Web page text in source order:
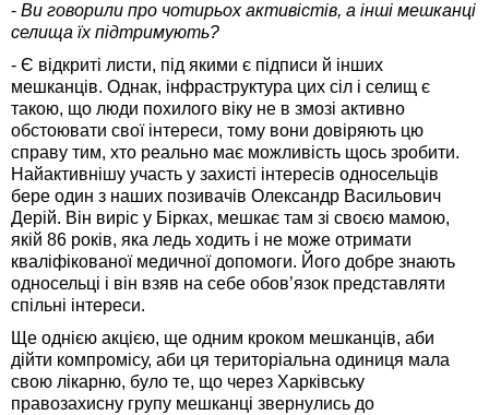
- Ви говорили про чотирьох активістів, а інші мешканці
селища їх підтримують?
- Є відкриті листи, під якими є підписи й інших
мешканців. Однак, інфраструктура цих сіл і селищ є
такою, що люди похилого віку не в змозі активно
обстоювати свої інтереси, тому вони довіряють цю
справу тим, хто реально має можливість щось зробити.
Найактивнішу участь у захисті інтересів односельців
бере один з наших позивачів Олександр Васильович
Дерій. Він виріс у Бірках, мешкає там зі своєю мамою,
якій 86 років, яка ледь ходить і не може отримати
кваліфікованої медичної допомоги. Його добре знають
односельці і він взяв на себе обов’язок представляти
спільні інтереси.
Ще однією акцією, ще одним кроком мешканців, аби
дійти компромісу, аби ця територіальна одиниця мала
свою лікарню, було те, що через Харківську
правозахисну групу мешканці звернулись до